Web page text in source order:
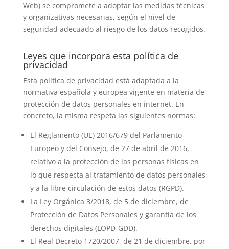
Web) se compromete a adoptar las medidas técnicas
y organizativas necesarias, según el nivel de
seguridad adecuado al riesgo de los datos recogidos.
Leyes que incorpora esta política de
privacidad
Esta política de privacidad está adaptada a la
normativa española y europea vigente en materia de
protección de datos personales en internet. En
concreto, la misma respeta las siguientes normas:
El Reglamento (UE) 2016/679 del Parlamento
Europeo y del Consejo, de 27 de abril de 2016,
relativo a la protección de las personas físicas en
lo que respecta al tratamiento de datos personales
y a la libre circulación de estos datos (RGPD).
La Ley Orgánica 3/2018, de 5 de diciembre, de
Protección de Datos Personales y garantía de los
derechos digitales (LOPD-GDD).
El Real Decreto 1720/2007, de 21 de diciembre, por